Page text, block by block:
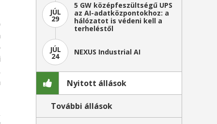
JÚL
29
5 GW középfeszültségű UPS
az AI-adatközpontokhoz: a
hálózatot is védeni kell a
terheléstől
JÚL
24 NEXUS Industrial AI
Nyitott állások
További állások